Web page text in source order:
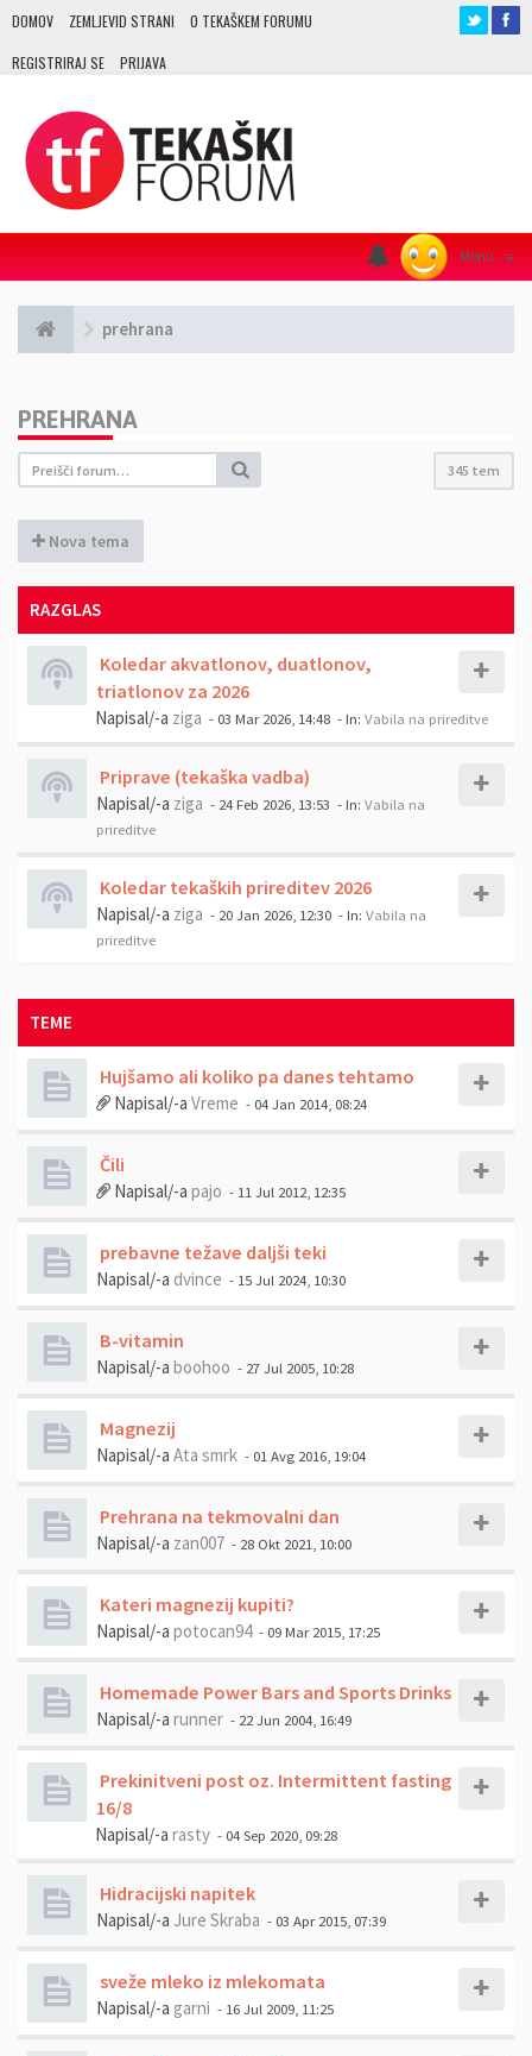
DOMOV ZEMLJEVID STRANI O TEKAŠKEM FORUMU
REGISTRIRAJ SE PRIJAVA
Menu ≡
prehrana
PREHRANA
345 tem
Nova tema
RAZGLAS
Koledar akvatlonov, duatlonov,
triatlonov za 2026
Napisal/-a ziga - 03 Mar 2026, 14:48 - In: Vabila na prireditve
Priprave (tekaška vadba)
Napisal/-a ziga - 24 Feb 2026, 13:53 - In: Vabila na
prireditve
Koledar tekaških prireditev 2026
Napisal/-a ziga - 20 Jan 2026, 12:30 - In: Vabila na
prireditve
TEME
Hujšamo ali koliko pa danes tehtamo
Napisal/-a Vreme - 04 Jan 2014, 08:24
Čili
Napisal/-a pajo - 11 Jul 2012, 12:35
prebavne težave daljši teki
Napisal/-a dvince - 15 Jul 2024, 10:30
B-vitamin
Napisal/-a boohoo - 27 Jul 2005, 10:28
Magnezij
Napisal/-a Ata smrk - 01 Avg 2016, 19:04
Prehrana na tekmovalni dan
Napisal/-a zan007 - 28 Okt 2021, 10:00
Kateri magnezij kupiti?
Napisal/-a potocan94 - 09 Mar 2015, 17:25
Homemade Power Bars and Sports Drinks
Napisal/-a runner - 22 Jun 2004, 16:49
Prekinitveni post oz. Intermittent fasting
16/8
Napisal/-a rasty - 04 Sep 2020, 09:28
Hidracijski napitek
Napisal/-a Jure Skraba - 03 Apr 2015, 07:39
sveže mleko iz mlekomata
Napisal/-a garni - 16 Jul 2009, 11:25